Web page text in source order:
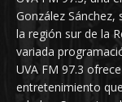
González
la región sur de la
variada
UVA FM 97.3
entretenimiento